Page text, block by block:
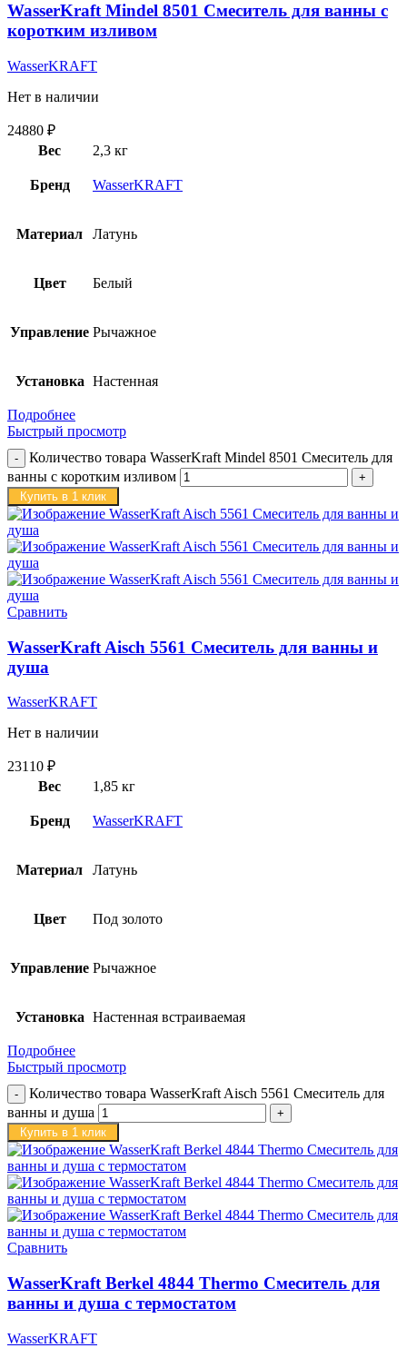
WasserKraft Mindel 8501 Смеситель для ванны с
коротким изливом
WasserKRAFT
Нет в наличии
24880 ₽
Вес
2,3 кг
Бренд WasserKRAFT
Материал Латунь
Цвет Белый
Управление Рычажное
Установка Настенная
Подробнее
Быстрый просмотр
Количество товара WasserKraft Mindel 8501 Смеситель для
ванны с коротким изливом
Купить в 1 клик
Сравнить
WasserKraft Aisch 5561 Смеситель для ванны и
душа
WasserKRAFT
Нет в наличии
23110 ₽
Вес
1,85 кг
Бренд WasserKRAFT
Материал Латунь
Цвет Под золото
Управление Рычажное
Установка Настенная встраиваемая
Подробнее
Быстрый просмотр
Количество товара WasserKraft Aisch 5561 Смеситель для
ванны и душа
Купить в 1 клик
Сравнить
WasserKraft Berkel 4844 Thermo Смеситель для
ванны и душа с термостатом
WasserKRAFT